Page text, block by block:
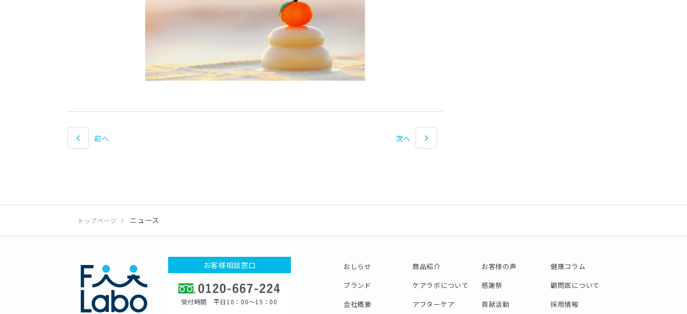
前へ 次へ
トップページ ニュース
お客様相談窓口
受付時間 平日10：00〜15：00
おしらせ
ブランド
会社概要
商品紹介
ケアラボについて
アフターケア
お客様の声
感謝祭
貢献活動
健康コラム
顧問医について
採用情報